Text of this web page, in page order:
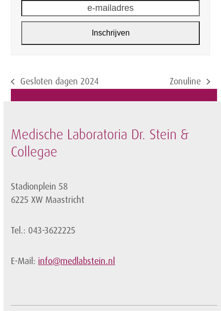
mailadres
Inschrijven
previous
post:
Gesloten dagen 2024
next
post:
Zonuline
Medische Laboratoria Dr. Stein &
Collegae
Stadionplein 58
6225 XW Maastricht
Tel.: 043-3622225
E-Mail: info@medlabstein.nl